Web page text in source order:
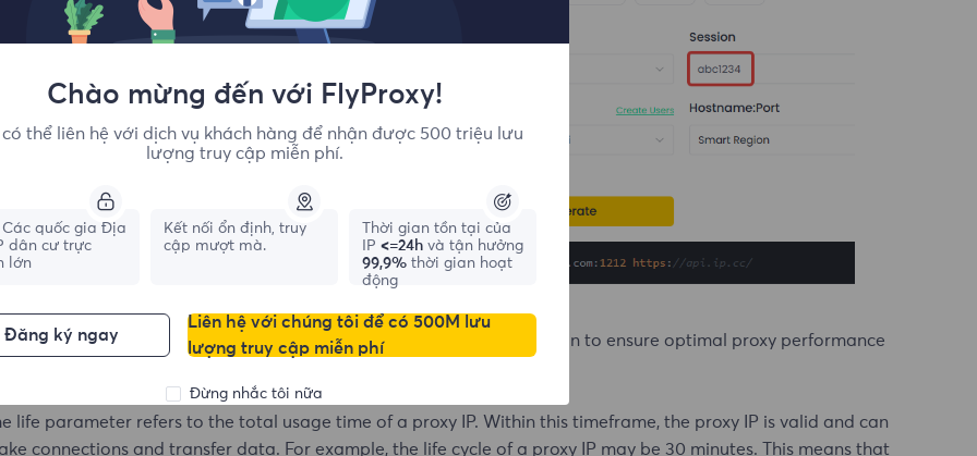
the life and session parameters need to be used in conjunction to ensure optimal proxy performance
life parameter refers to the total usage time of a proxy IP. Within this timeframe, the proxy IP is valid and can
connections and transfer data. For example, the life cycle of a proxy IP may be 30 minutes. This means that
Chào mừng đến với FlyProxy!
thể liên hệ với dịch vụ khách hàng để nhận được 500 triệu lưu
lượng truy cập miễn phí.
quốc gia Địa
dân cư trực
lớn
Kết nối ổn định, truy
cập mượt mà.
Thời gian tồn tại của
IP <=24h và tận hưởng
99,9% thời gian hoạt
động
Đăng ký ngay
Liên hệ với chúng tôi để có 500M lưu
lượng truy cập miễn phí
Đừng nhắc tôi nữa